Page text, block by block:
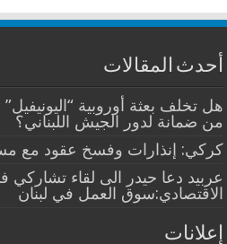
أحدث المقالات
هل تخلف بعثة أوروبية “اليونيفيل”
من ضمانة لدور الجيش اللبناني؟
كركي: إنذارات وفسخ عقود مع
عربيد دعا حيدر الى لقاء
الاقتصادي:سوق العمل في لبنان
إعلانات